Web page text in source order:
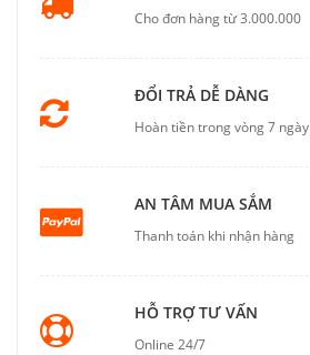
Cho đơn hàng từ 3.000.000
ĐỔI TRẢ DỄ DÀNG
Hoàn tiền trong vòng 7 ngày
AN TÂM MUA SẮM
Thanh toán khi nhận hàng
HỖ TRỢ TƯ VẤN
Online 24/7